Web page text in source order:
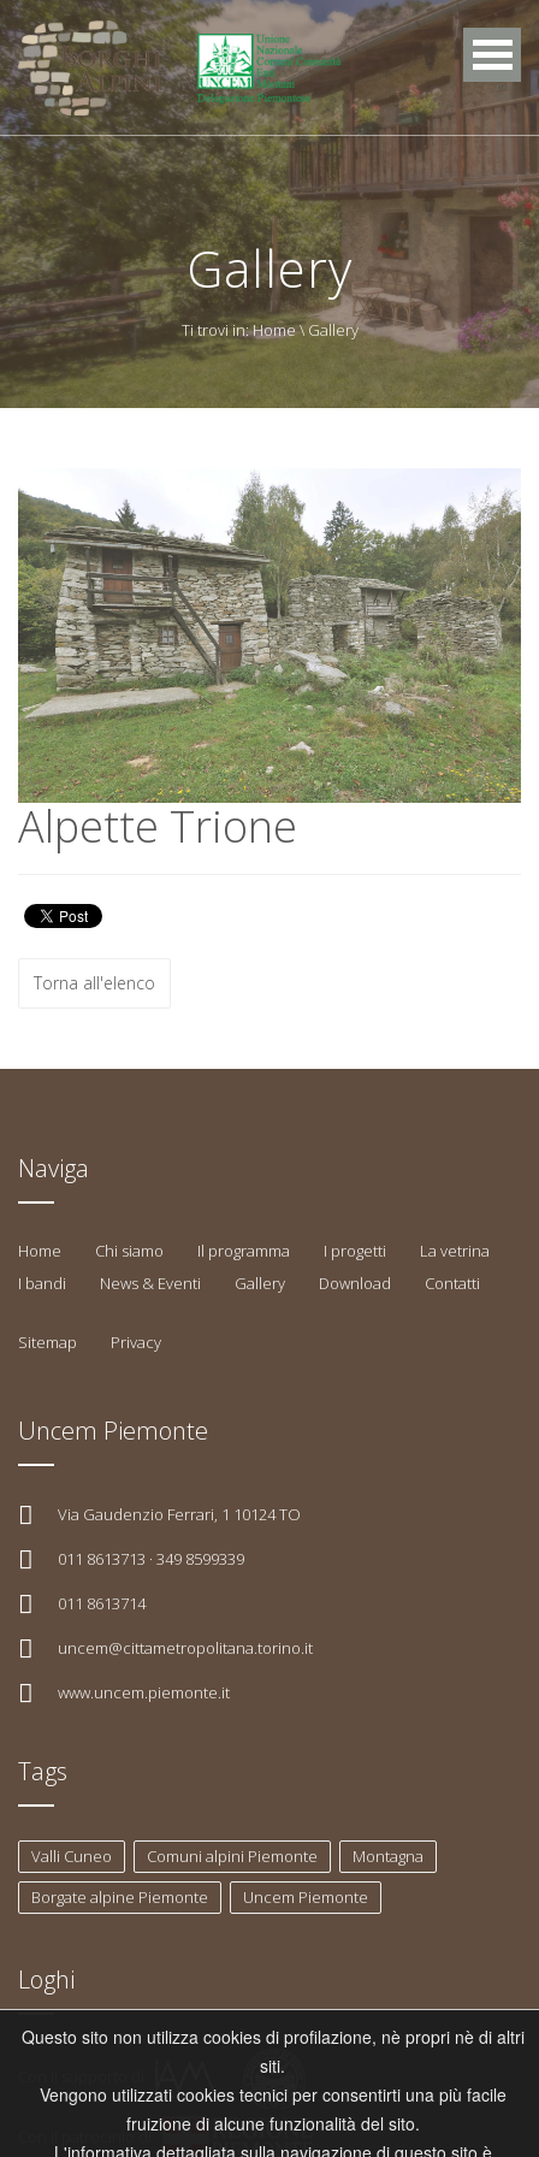
Gallery
Ti trovi in:Home\ Gallery
Alpette Trione
Alpette Trione
Torna all'elenco
Naviga
Home Chi siamo Il programma I progetti
La vetrina
I bandi
News & Eventi Gallery Download Contatti
Sitemap Privacy
Uncem Piemonte
Via Gaudenzio Ferrari, 1 10124 TO
011 8613713 · 349 8599339
011 8613714
uncem@cittametropolitana.torino.it
www.uncem.piemonte.it
Tags
Valli Cuneo Comuni alpini Piemonte
Montagna
Borgate alpine Piemonte
Uncem Piemonte
Loghi
Con il patrocinio di
Questo sito non utilizza cookies di profilazione, nè propri nè di altri
siti.
Vengono utilizzati cookies tecnici per consentirti una più facile
fruizione di alcune funzionalità del sito.
L'informativa dettagliata sulla navigazione di questo sito è